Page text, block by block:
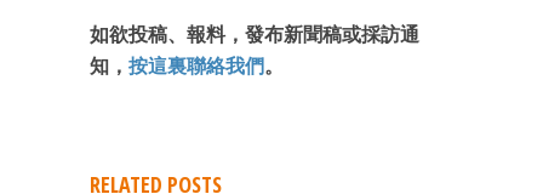
如欲投稿、報料，發布新聞稿或採訪通
知， 按這裏聯絡我們。
RELATED POSTS